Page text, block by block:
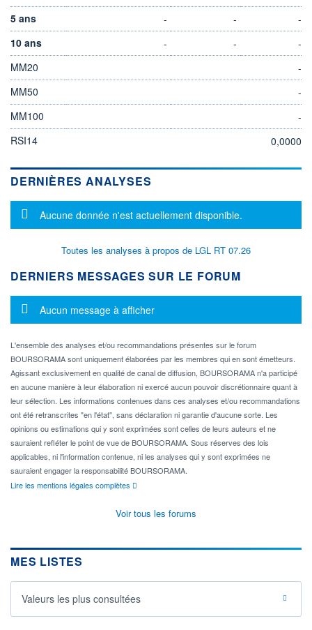
5 ans
- -
-
10 ans
- -
-
MM20
-
MM50
-
MM100
-
RSI14
0,0000
DERNIÈRES ANALYSES
Message d'information
Aucune donnée n'est actuellement disponible.
Toutes les analyses à propos de LGL RT 07.26
DERNIERS MESSAGES SUR LE FORUM
Message d'information
Aucun message à afficher
L'ensemble des analyses et/ou recommandations présentes sur le forum
BOURSORAMA sont uniquement élaborées par les membres qui en sont émetteurs.
Agissant exclusivement en qualité de canal de diffusion, BOURSORAMA n'a participé
en aucune manière à leur élaboration ni exercé aucun pouvoir discrétionnaire quant à
leur sélection. Les informations contenues dans ces analyses et/ou recommandations
ont été retranscrites "en l'état", sans déclaration ni garantie d'aucune sorte. Les
opinions ou estimations qui y sont exprimées sont celles de leurs auteurs et ne
sauraient refléter le point de vue de BOURSORAMA. Sous réserves des lois
applicables, ni l'information contenue, ni les analyses qui y sont exprimées ne
sauraient engager la responsabilité BOURSORAMA.
Lire les mentions légales complètes
Voir tous les forums
MES LISTES
Valeurs les plus consultées